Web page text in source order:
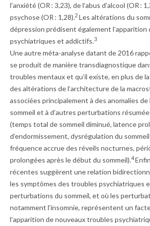
l’anxiété (OR : 3,23), de l’abus d’alcool (OR :
psychose (OR : 1,28).2 Les altérations du
dépression prédisent également l’apparition
psychiatriques et addictifs.3
Une autre méta-analyse datant de 2016
se produit de manière transdiagnostique
troubles mentaux et qu’il existe, en plus de
des altérations de l’architecture de la
associées principalement à des anomalies
sommeil et à d’autres perturbations
(temps total de sommeil diminué, latence
d’endormissement, dysrégulation du
fréquence accrue des réveils nocturnes,
prolongées après le début du sommeil).4
récentes suggèrent une relation
les symptômes des troubles psychiatriques
perturbations du sommeil, et où les
notamment l’insomnie, représentent un
l’apparition de nouveaux troubles